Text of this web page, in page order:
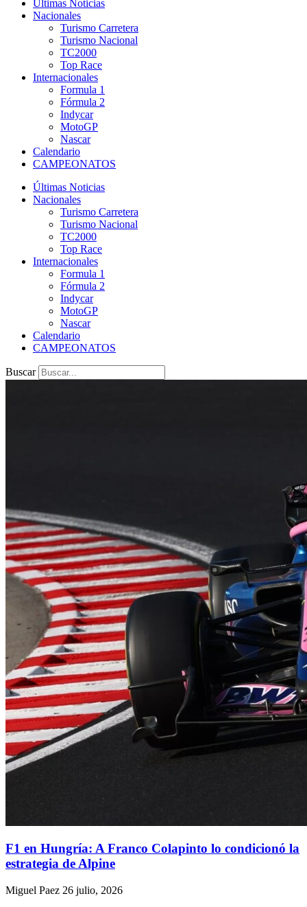
Últimas Noticias
Nacionales
Turismo Carretera
Turismo Nacional
TC2000
Top Race
Internacionales
Formula 1
Fórmula 2
Indycar
MotoGP
Nascar
Calendario
CAMPEONATOS
Últimas Noticias
Nacionales
Turismo Carretera
Turismo Nacional
TC2000
Top Race
Internacionales
Formula 1
Fórmula 2
Indycar
MotoGP
Nascar
Calendario
CAMPEONATOS
Buscar
F1 en Hungría: A Franco Colapinto lo condicionó la
estrategia de Alpine
Miguel Paez 26 julio, 2026